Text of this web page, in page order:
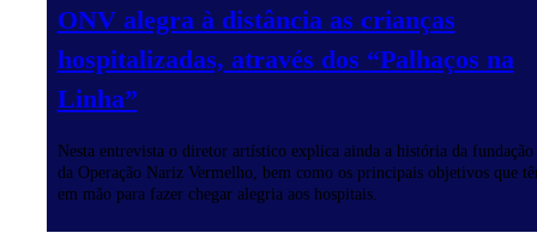
ONV alegra à distância as crianças
hospitalizadas, através dos “Palhaços na
Linha”
Nesta entrevista o diretor artístico explica ainda a história da fundação
da Operação Nariz Vermelho, bem como os principais objetivos que
em mão para fazer chegar alegria aos hospitais.